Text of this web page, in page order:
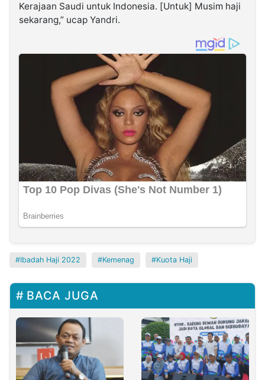
Kerajaan Saudi untuk Indonesia. [Untuk] Musim haji
sekarang,” ucap Yandri.
Ibadah Haji 2022 Kemenag Kuota Haji
BACA JUGA